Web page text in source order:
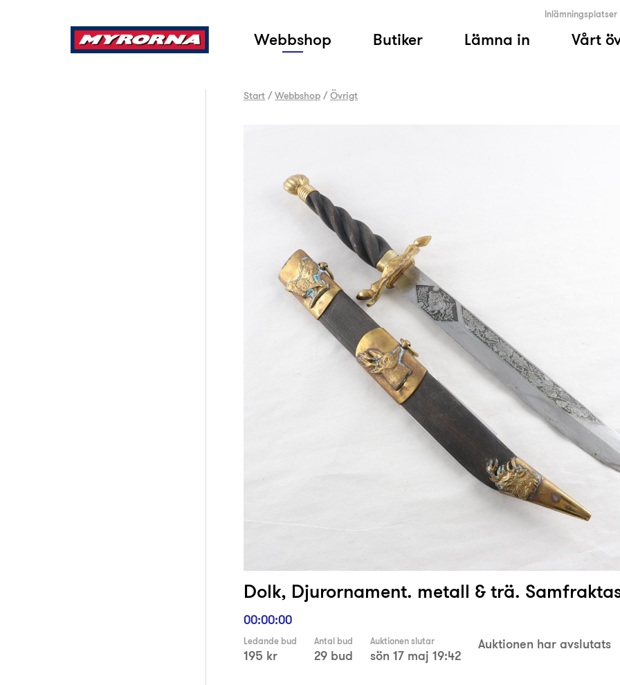
Webbshop Butiker Lämna in Vårt
Inlämningsplatser
Start /Webbshop /Övrigt
Dolk, Djurornament. metall & trä.
00:00:00
Ledande bud
195 kr
Antal bud
29 bud
Auktionen slutar
sön 17 maj 19:42
Auktionen har avslutats